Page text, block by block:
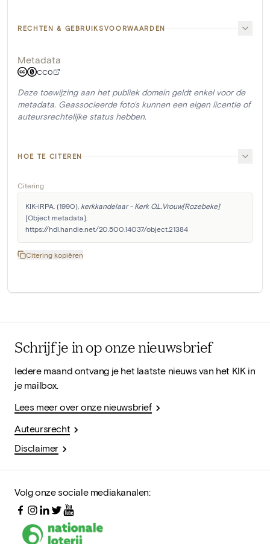
RECHTEN & GEBRUIKSVOORWAARDEN
Metadata
CC0
Deze toewijzing aan het publiek domein geldt enkel voor de
metadata. Geassocieerde foto's kunnen een eigen licentie of
auteursrechtelijke status hebben.
HOE TE CITEREN
Citering
KIK-IRPA. (1990). kerkkandelaar - Kerk O.L.Vrouw[Rozebeke]
[Object metadata].
https://hdl.handle.net/20.500.14037/object.21384
Citering kopiëren
Schrijf je in op onze nieuwsbrief
Iedere maand ontvang je het laatste nieuws van het KIK in
je mailbox.
Lees meer over onze nieuwsbrief
Auteursrecht
Disclaimer
Volg onze sociale mediakanalen: